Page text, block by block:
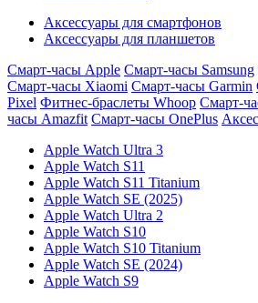
Аксессуары для смартфонов
Аксессуары для планшетов
Смарт-часы Apple Смарт-часы Samsung
Смарт-часы Xiaomi Смарт-часы Garmin
Pixel Фитнес-браслеты Whoop Смарт-
часы Amazfit Смарт-часы OnePlus
Apple Watch Ultra 3
Apple Watch S11
Apple Watch S11 Titanium
Apple Watch SE (2025)
Apple Watch Ultra 2
Apple Watch S10
Apple Watch S10 Titanium
Apple Watch SE (2024)
Apple Watch S9